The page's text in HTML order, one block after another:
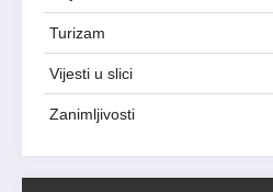
Turizam
Vijesti u slici
Zanimljivosti